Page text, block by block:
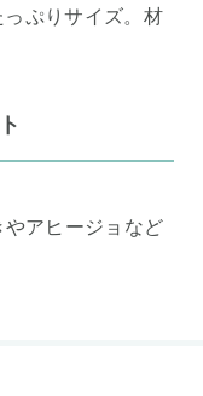
ぷりサイズ。材
アヒージョなど